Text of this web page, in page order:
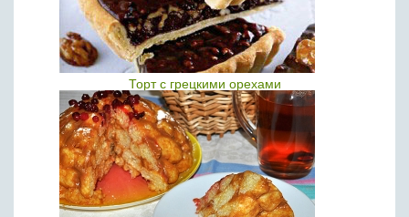
Торт с грецкими орехами